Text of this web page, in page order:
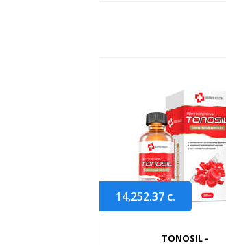
14,252.37 с.
TONOSIL -